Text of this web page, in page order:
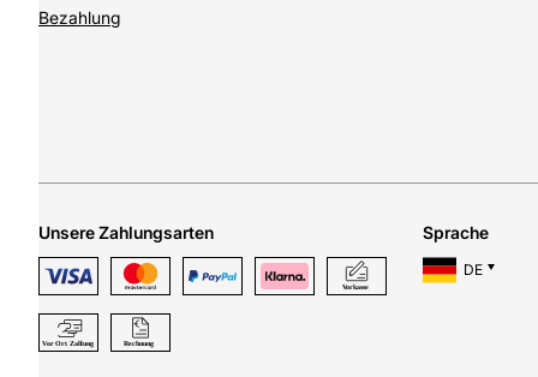
Bezahlung
Unsere Zahlungsarten Sprache
DE